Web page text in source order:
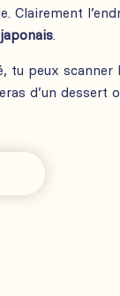
Clairement
.
tu peux
d’un dessert